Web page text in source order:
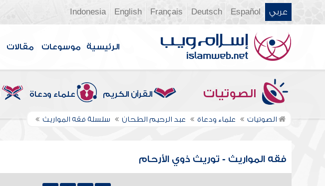
عربي Español
Deutsch
Français
English
Indonesia
الرئيسية موسوعات مقالات
الصوتيات القرآن الكريم علماء ودعاة
الصوتيات علماء ودعاة عبد الرحيم الطحان سلسلة فقه المواريث
فقه المواريث - توريث ذوي الأرحام